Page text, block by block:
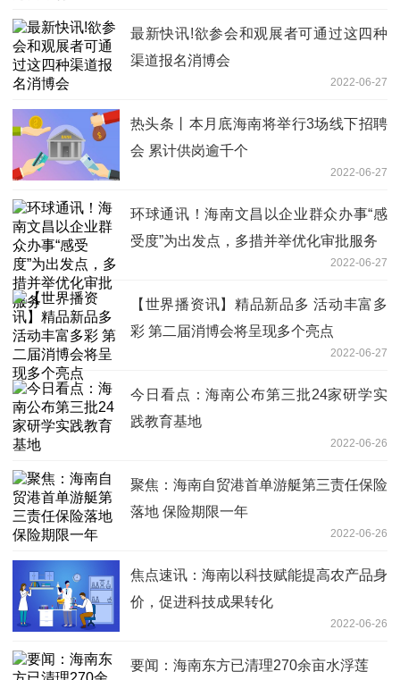
最新快讯!欲参会和观展者可通过这四种
渠道报名消博会
2022-06-27
热头条丨本月底海南将举行3场线下招聘
会 累计供岗逾千个
2022-06-27
环球通讯！海南文昌以企业群众办事“感
受度”为出发点，多措并举优化审批服务
2022-06-27
【世界播资讯】精品新品多 活动丰富多
彩 第二届消博会将呈现多个亮点
2022-06-27
今日看点：海南公布第三批24家研学实
践教育基地
2022-06-26
聚焦：海南自贸港首单游艇第三责任保险
落地 保险期限一年
2022-06-26
焦点速讯：海南以科技赋能提高农产品身
价，促进科技成果转化
2022-06-26
要闻：海南东方已清理270余亩水浮莲